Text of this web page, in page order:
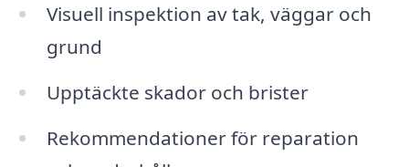
Visuell inspektion av tak, väggar och
grund
Upptäckte skador och brister
Rekommendationer för reparation